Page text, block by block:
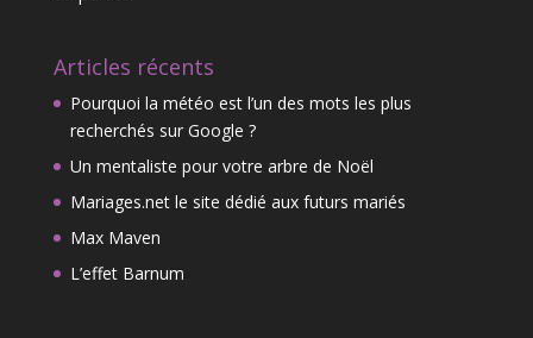
Articles récents
Pourquoi la météo est l’un des mots les plus
recherchés sur Google ?
Un mentaliste pour votre arbre de Noël
Mariages.net le site dédié aux futurs mariés
Max Maven
L’effet Barnum